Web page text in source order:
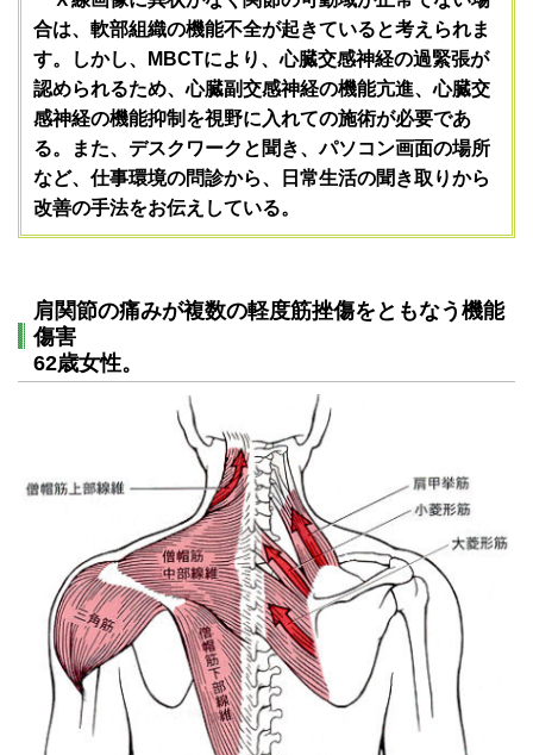
合は、軟部組織の機能不全が起きていると考えられま
す。しかし、MBCTにより、心臓交感神経の過緊張が
認められるため、心臓副交感神経の機能亢進、心臓交
感神経の機能抑制を視野に入れての施術が必要であ
る。また、デスクワークと聞き、パソコン画面の場所
など、仕事環境の問診から、日常生活の聞き取りから
改善の手法をお伝えしている。
肩関節の痛みが複数の軽度筋挫傷をともなう機能
傷害
62歳女性。